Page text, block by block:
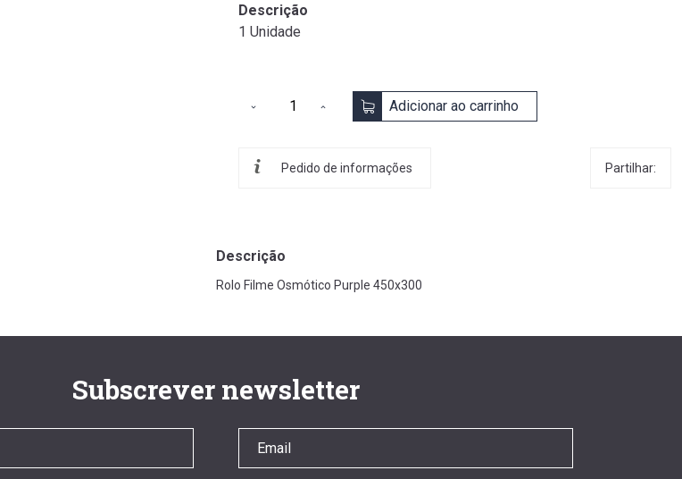
Descrição
1 Unidade
Adicionar ao carrinho
Pedido de informações Partilhar:
Descrição
Rolo Filme Osmótico Purple 450x300
Subscrever newsletter